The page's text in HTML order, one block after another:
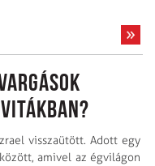
visszaütött. Adott egy
amivel az égvilágon